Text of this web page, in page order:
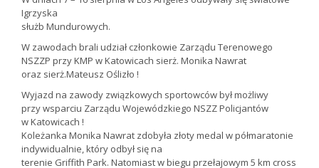
Igrzyska
służb Mundurowych.
W zawodach brali udział członkowie Zarządu Terenowego
NSZZP przy KMP w Katowicach sierż. Monika Nawrat
oraz sierż.Mateusz Oślizło !
Wyjazd na zawody związkowych sportowców był możliwy
przy wsparciu Zarządu Wojewódzkiego NSZZ Policjantów
w Katowicach !
Koleżanka Monika Nawrat zdobyła złoty medal w półmaratonie
indywidualnie, który odbył się na
terenie Griffith Park. Natomiast w biegu przełajowym 5 km cross